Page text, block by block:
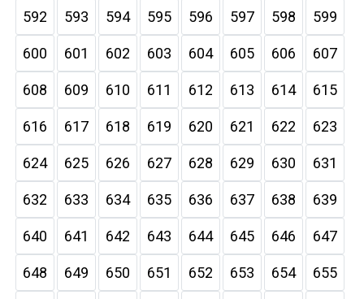
592 593 594 595 596 597 598 599
600 601 602 603 604 605 606 607
608 609 610 611 612 613 614 615
616 617 618 619 620 621 622 623
624 625 626 627 628 629 630 631
632 633 634 635 636 637 638 639
640 641 642 643 644 645 646 647
648 649 650 651 652 653 654 655